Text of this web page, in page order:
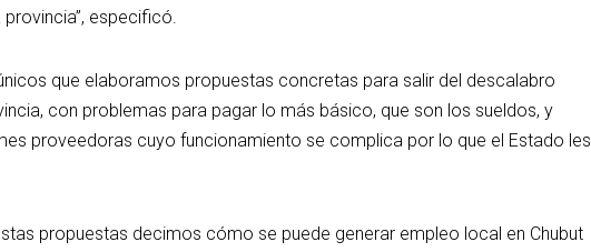
especificó.
que elaboramos propuestas concretas para salir del descalabro
con problemas para pagar lo más básico, que son los sueldos, y
proveedoras cuyo funcionamiento se complica por lo que el Estado les
propuestas decimos cómo se puede generar empleo local en Chubut